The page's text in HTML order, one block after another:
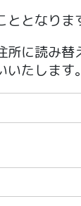
となりま
所に読み替
たします。